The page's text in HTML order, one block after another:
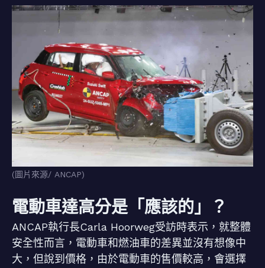
(圖片來源/ ANCAP)
電動車達高分是「應該的」？
ANCAP執行長Carla Hoorweg受訪時表示，就整體
安全性而言，電動車和燃油車的差異並沒有想像中
大，但說到價格，由於電動車的售價較高，會選擇